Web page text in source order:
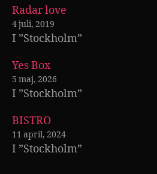
Radar love
4 juli, 2019
I ”Stockholm”
Yes Box
5 maj, 2026
I ”Stockholm”
BISTRO
11 april, 2024
I ”Stockholm”